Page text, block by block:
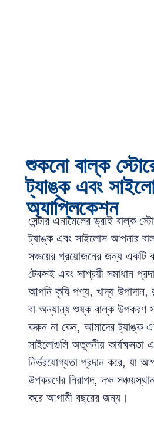
শুকনো বাল্ক
ট্যাঙ্ক এবং
অ্যাপ্লিকেশন
সেন্টার এনামেলের ড্রাই বাল্ক
ট্যাঙ্ক এবং সাইলোস আপনার
সঞ্চয়ের প্রয়োজনের জন্য একটি
টেকসই এবং সাশ্রয়ী সমাধান
আপনি কৃষি পণ্য, খাদ্য উপাদান,
বা অন্যান্য শুষ্ক বাল্ক উপকরণ
করুন না কেন, আমাদের ট্যাঙ্ক
সাইলোগুলি অতুলনীয় কার্যক্ষমতা
নির্ভরযোগ্যতা প্রদান করে, যা
উপকরণের নিরাপদ, দক্ষ
করে আগামী বছরের জন্য।